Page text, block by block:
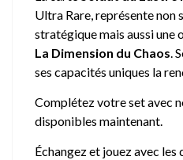
Ultra Rare, représente non
stratégique mais aussi
La Dimension du Chaos.
ses capacités uniques la
Complétez votre set avec
disponibles maintenant.
Échangez et jouez avec les